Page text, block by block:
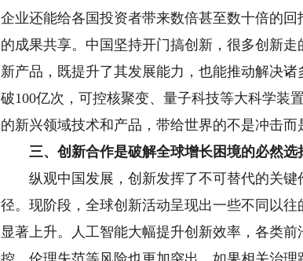
企业还能给各国投资者带来数倍甚至数十倍的
的成果共享。中国坚持开门搞创新，很多创新
新产品，既提升了其发展能力，也能推动解决
破100亿次，可控核聚变、量子科技等大科学装
的新兴领域技术和产品，带给世界的不是冲击而
三、创新合作是破解全球增长困境的必然选
纵观中国发展，创新发挥了不可替代的关键
径。现阶段，全球创新活动呈现出一些不同以
显著上升。人工智能大幅提升创新效率，各类